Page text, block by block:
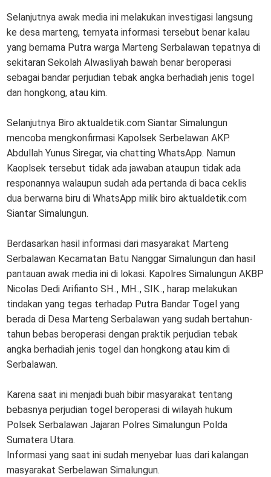
Selanjutnya awak media ini melakukan investigasi langsung
ke desa marteng, ternyata informasi tersebut benar kalau
yang bernama Putra warga Marteng Serbalawan tepatnya di
sekitaran Sekolah Alwasliyah bawah benar beroperasi
sebagai bandar perjudian tebak angka berhadiah jenis togel
dan hongkong, atau kim.
Selanjutnya Biro aktualdetik.com Siantar Simalungun
mencoba mengkonfirmasi Kapolsek Serbelawan AKP.
Abdullah Yunus Siregar, via chatting WhatsApp. Namun
Kaoplsek tersebut tidak ada jawaban ataupun tidak ada
responannya walaupun sudah ada pertanda di baca ceklis
dua berwarna biru di WhatsApp milik biro aktualdetik.com
Siantar Simalungun.
Berdasarkan hasil informasi dari masyarakat Marteng
Serbalawan Kecamatan Batu Nanggar Simalungun dan hasil
pantauan awak media ini di lokasi. Kapolres Simalungun AKBP
Nicolas Dedi Arifianto SH.., MH.., SIK.., harap melakukan
tindakan yang tegas terhadap Putra Bandar Togel yang
berada di Desa Marteng Serbalawan yang sudah bertahun-
tahun bebas beroperasi dengan praktik perjudian tebak
angka berhadiah jenis togel dan hongkong atau kim di
Serbalawan.
Karena saat ini menjadi buah bibir masyarakat tentang
bebasnya perjudian togel beroperasi di wilayah hukum
Polsek Serbalawan Jajaran Polres Simalungun Polda
Sumatera Utara.
Informasi yang saat ini sudah menyebar luas dari kalangan
masyarakat Serbelawan Simalungun.